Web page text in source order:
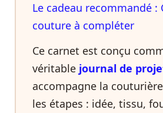
Le cadeau recommandé :
couture à compléter
Ce carnet est conçu
véritable journal de
accompagne la
les étapes : idée, tissu,